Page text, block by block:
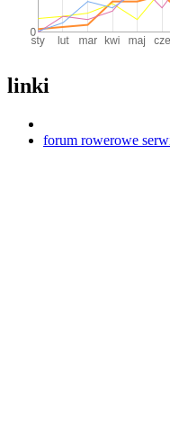
linki
forum rowerowe